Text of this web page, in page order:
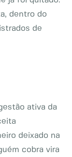
dentro do
de
ativa da
deixado na
cobra vira